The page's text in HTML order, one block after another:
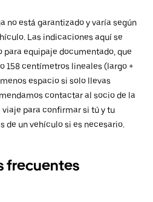
no está garantizado y varía según
Las indicaciones aquí se
equipaje documentado, que
158 centímetros lineales (largo +
espacio si solo llevas
contactar al socio de la
para confirmar si tú y tu
de un vehículo si es necesario.
frecuentes